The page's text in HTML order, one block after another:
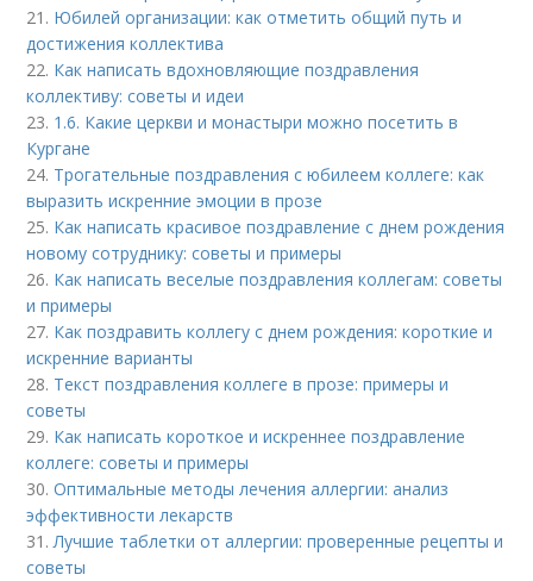
21. Юбилей организации: как отметить общий путь и
достижения коллектива
22. Как написать вдохновляющие поздравления
коллективу: советы и идеи
23. 1.6. Какие церкви и монастыри можно посетить в
Кургане
24. Трогательные поздравления с юбилеем коллеге: как
выразить искренние эмоции в прозе
25. Как написать красивое поздравление с днем рождения
новому сотруднику: советы и примеры
26. Как написать веселые поздравления коллегам: советы
и примеры
27. Как поздравить коллегу с днем рождения: короткие и
искренние варианты
28. Текст поздравления коллеге в прозе: примеры и
советы
29. Как написать короткое и искреннее поздравление
коллеге: советы и примеры
30.Оптимальные методы лечения аллергии: анализ
эффективности лекарств
31.Лучшие таблетки от аллергии: проверенные рецепты и
советы